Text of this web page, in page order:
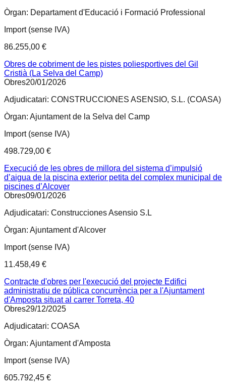
Òrgan: Departament d'Educació i Formació Professional
Import (sense IVA)
86.255,00 €
Obres de cobriment de les pistes poliesportives del Gil
Cristià (La Selva del Camp)
Obres20/01/2026
Adjudicatari: CONSTRUCCIONES ASENSIO, S.L. (COASA)
Òrgan: Ajuntament de la Selva del Camp
Import (sense IVA)
498.729,00 €
Execució de les obres de millora del sistema d’impulsió
d’aigua de la piscina exterior petita del complex municipal de
piscines d’Alcover
Obres09/01/2026
Adjudicatari: Construcciones Asensio S.L
Òrgan: Ajuntament d'Alcover
Import (sense IVA)
11.458,49 €
Contracte d'obres per l'execució del projecte Edifici
administratiu de pública concurrència per a l'Ajuntament
d'Amposta situat al carrer Torreta, 40
Obres29/12/2025
Adjudicatari: COASA
Òrgan: Ajuntament d'Amposta
Import (sense IVA)
605.792,45 €